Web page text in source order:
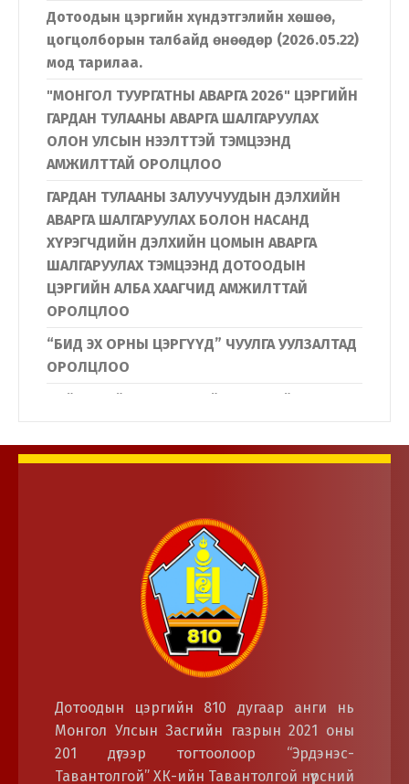
Дотоодын цэргийн хүндэтгэлийн хөшөө,
цогцолборын талбайд өнөөдөр (2026.05.22)
мод тарилаа.
"МОНГОЛ ТУУРГАТНЫ АВАРГА 2026" ЦЭРГИЙН
ГАРДАН ТУЛААНЫ АВАРГА ШАЛГАРУУЛАХ
ОЛОН УЛСЫН НЭЭЛТТЭЙ ТЭМЦЭЭНД
АМЖИЛТТАЙ ОРОЛЦЛОО
ГАРДАН ТУЛААНЫ ЗАЛУУЧУУДЫН ДЭЛХИЙН
АВАРГА ШАЛГАРУУЛАХ БОЛОН НАСАНД
ХҮРЭГЧДИЙН ДЭЛХИЙН ЦОМЫН АВАРГА
ШАЛГАРУУЛАХ ТЭМЦЭЭНД ДОТООДЫН
ЦЭРГИЙН АЛБА ХААГЧИД АМЖИЛТТАЙ
ОРОЛЦЛОО
“БИД ЭХ ОРНЫ ЦЭРГҮҮД” ЧУУЛГА УУЛЗАЛТАД
ОРОЛЦЛОО
Дотоодын цэргийн байгууллагын үйл
ажиллагаатай танилцлаа.
Дотоодын цэргийн 810 дугаар анги нь
Монгол Улсын Засгийн газрын 2021 оны
201 дүгээр тогтоолоор “Эрдэнэс-
Тавантолгой” ХК-ийн Тавантолгой нүүрсний